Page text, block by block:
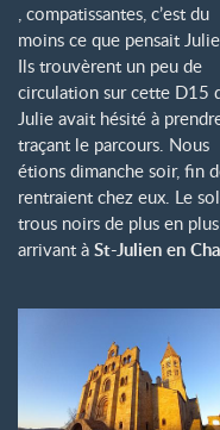
, compatissantes, c’est du
moins ce que pensait
Ils trouvèrent un peu de
circulation sur cette D15
Julie avait hésité à
traçant le parcours. Nous
étions dimanche soir, fin
rentraient chez eux. Le
trous noirs de plus en
arrivant à St-Julien en